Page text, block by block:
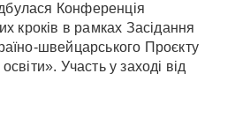
Конференція
кроків в рамках Засідання
швейцарського Проєкту
Участь у заході від